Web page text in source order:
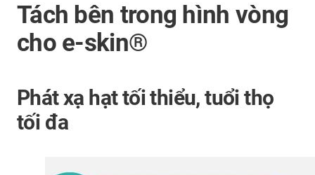
Tách bên trong hình vòng
cho e-skin®
Phát xạ hạt tối thiểu, tuổi thọ
tối đa